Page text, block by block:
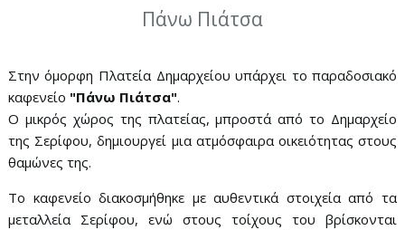
Πάνω Πιάτσα
Στην όμορφη Πλατεία Δημαρχείου υπάρχει το παραδοσιακό
καφενείο "Πάνω Πιάτσα".
Ο μικρός χώρος της πλατείας, μπροστά από το Δημαρχείο
της Σερίφου, δημιουργεί μια ατμόσφαιρα οικειότητας στους
θαμώνες της.
Το καφενείο διακοσμήθηκε με αυθεντικά στοιχεία από τα
μεταλλεία Σερίφου, ενώ στους τοίχους του βρίσκονται